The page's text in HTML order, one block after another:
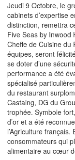
Jeudi 9 Octobre, le
cabinets d’expertise
distinction, remettra
Five Seas by Inwood
Cheffe de Cuisine du
équipes, seront
se doter d’une
performance a été
spécialisé
du restaurant
Castaing, DG du
trophée. Symbole
d’or et a été
l’Agriculture français.
consommateurs qui
alimentaire au cœur